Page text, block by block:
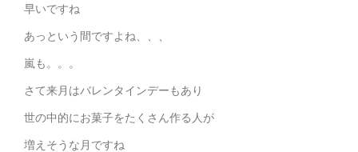
早いですね
あっという間ですよね、、、
嵐も。。。
さて来月はバレンタインデーもあり
世の中的にお菓子をたくさん作る人が
増えそうな月ですね